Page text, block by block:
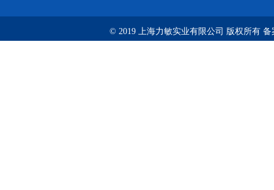
© 2019 上海力敏实业有限公司 版权所有 备